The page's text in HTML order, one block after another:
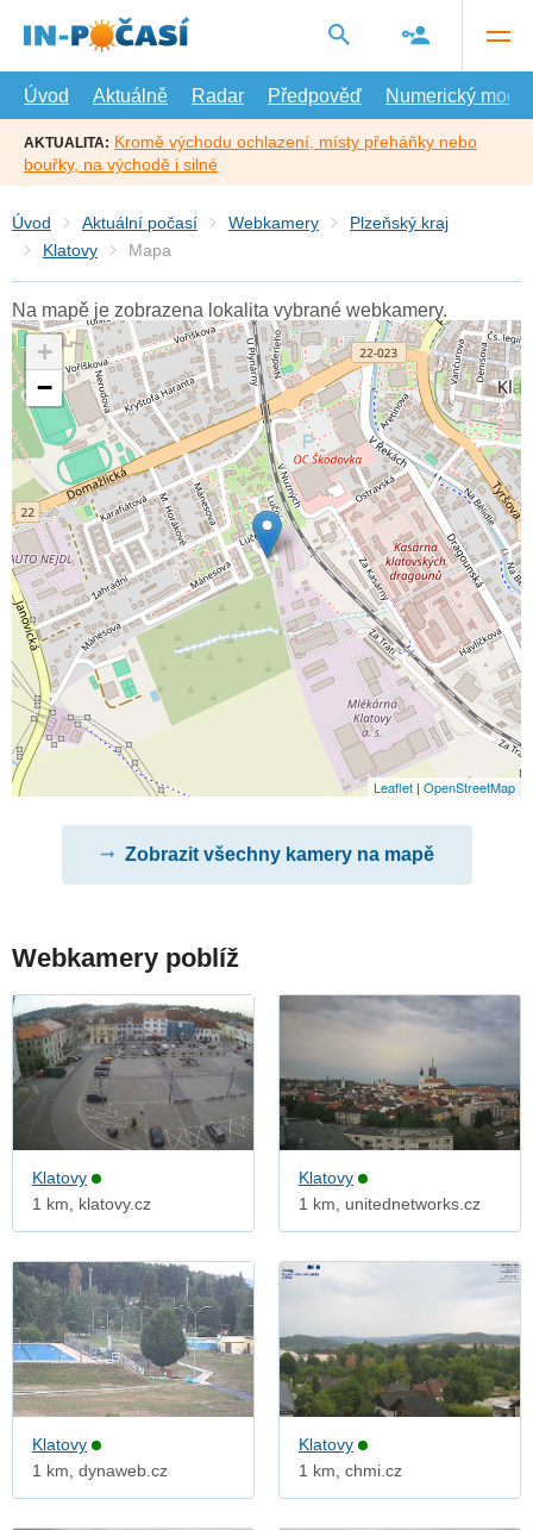
hlavní
Úvod
Aktuálně Radar Předpověď Numerický model
AKTUALITA: Kromě východu ochlazení, místy přeháňky nebo
bouřky, na východě i silné
Úvod Aktuální počasí Webkamery
Plzeňský kraj
Klatovy
Mapa
Na mapě je zobrazena lokalita vybrané webkamery.
+
−
Leaflet | OpenStreetMap
Zobrazit všechny kamery na mapě
Webkamery poblíž
Klatovy
1 km, klatovy.cz
Klatovy
1 km, unitednetworks.cz
Klatovy
1 km, dynaweb.cz
Klatovy
1 km, chmi.cz